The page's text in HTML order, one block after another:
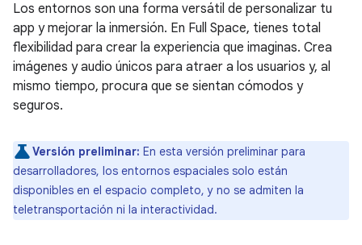
Los entornos son una forma versátil de personalizar tu
app y mejorar la inmersión. En Full Space, tienes total
flexibilidad para crear la experiencia que imaginas. Crea
imágenes y audio únicos para atraer a los usuarios y, al
mismo tiempo, procura que se sientan cómodos y
seguros.
Versión preliminar: En esta versión preliminar para
desarrolladores, los entornos espaciales solo están
disponibles en el espacio completo, y no se admiten la
teletransportación ni la interactividad.